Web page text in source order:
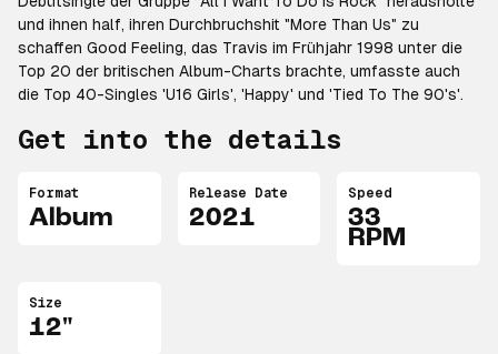
und ihnen half, ihren Durchbruchshit "More Than Us" zu
schaffen Good Feeling, das Travis im Frühjahr 1998 unter die
Top 20 der britischen Album-Charts brachte, umfasste auch
die Top 40-Singles 'U16 Girls', 'Happy' und 'Tied To The 90's'.
Get into the details
Format
Album
Release Date
2021
Speed
33
RPM
Size
12"